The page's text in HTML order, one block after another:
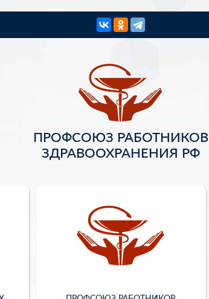
ПРОФСОЮЗ РАБОТНИКОВ
ЗДРАВООХРАНЕНИЯ РФ